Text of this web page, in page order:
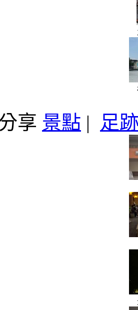
享 景點 | 足